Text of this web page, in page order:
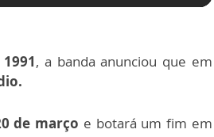
, a banda anunciou que em
de março e botará um fim em